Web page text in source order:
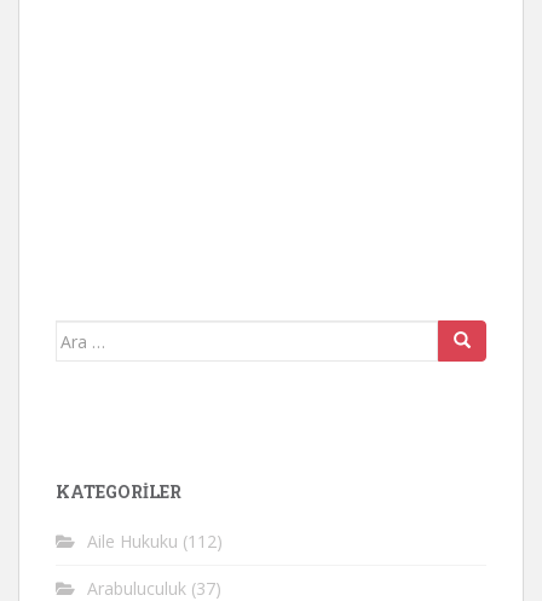
Arama
KATEGORİLER
Aile Hukuku (112)
Arabuluculuk (37)